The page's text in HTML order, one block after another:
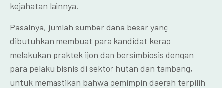
kejahatan lainnya.
Pasalnya, jumlah sumber dana besar yang
dibutuhkan membuat para kandidat kerap
melakukan praktek ijon dan bersimbiosis dengan
para pelaku bisnis di sektor hutan dan tambang,
untuk memastikan bahwa pemimpin daerah terpilih